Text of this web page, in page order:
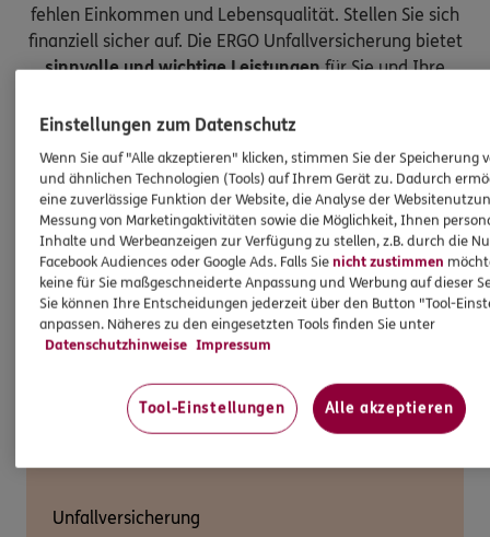
fehlen Einkommen und Lebensqualität. Stellen Sie sich
finanziell sicher auf. Die ERGO Unfallversicherung bietet
sinnvolle und wichtige Leistungenfür Sie und Ihre
Unfallversicherung
Einstellungen zum Datenschutz
Wenn Sie auf "Alle akzeptieren" klicken, stimmen Sie der Speicherung
und ähnlichen Technologien (Tools) auf Ihrem Gerät zu. Dadurch
eine zuverlässige Funktion der Website, die Analyse der
Messung von Marketingaktivitäten sowie die Möglichkeit, Ihnen
Inhalte und Werbeanzeigen zur Verfügung zu stellen, z.B. durch die
Facebook Audiences oder Google Ads. Falls Sienicht zustimmen
keine für Sie maßgeschneiderte Anpassung und Werbung auf dieser
Sie können Ihre Entscheidungen jederzeit über den Button "Tool-
anpassen. Näheres zu den eingesetzten Tools finden Sie unter
Datenschutzhinweise Impressum
Tool-Einstellungen Alle akzeptieren